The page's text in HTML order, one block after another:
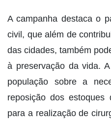
A campanha destaca o
civil, que além de
das cidades, também
à preservação da vida.
população sobre a
reposição dos estoques
para a realização de